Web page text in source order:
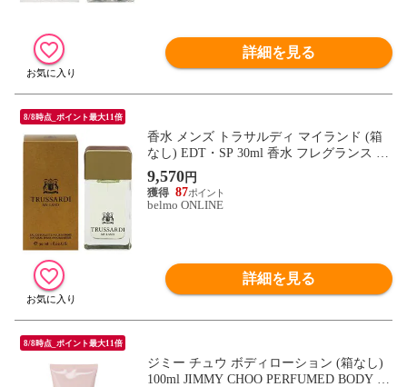
詳細を見る
8/8時点_ポイント最大11倍
香水 メンズ トラサルディ マイランド (箱
なし) EDT・SP 30ml 香水 フレグランス TR
USSARDI MY LAND 新品 未使用
9,570円
87
belmo ONLINE
詳細を見る
8/8時点_ポイント最大11倍
ジミー チュウ ボディローション (箱なし)
100ml JIMMY CHOO PERFUMED BODY L